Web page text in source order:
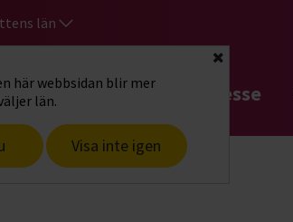
län
här webbsidan blir mer
län.
Visa inte igen
Stäng
startsidaHitta intresse